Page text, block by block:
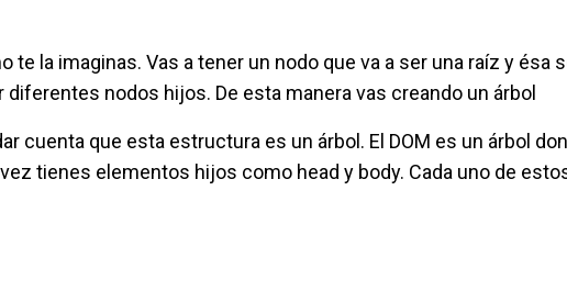
la imaginas. Vas a tener un nodo que va a ser una raíz y ésa
nodos hijos. De esta manera vas creando un árbol
cuenta que esta estructura es un árbol. El DOM es un árbol
tienes elementos hijos como head y body. Cada uno de